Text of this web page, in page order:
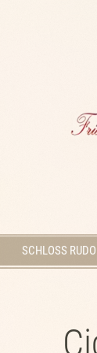
Navigation
überspringen
SCHLOSS